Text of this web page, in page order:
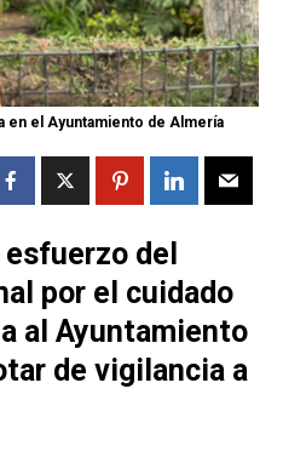
en el Ayuntamiento de Almería
esfuerzo del
por el cuidado
al Ayuntamiento
de vigilancia a